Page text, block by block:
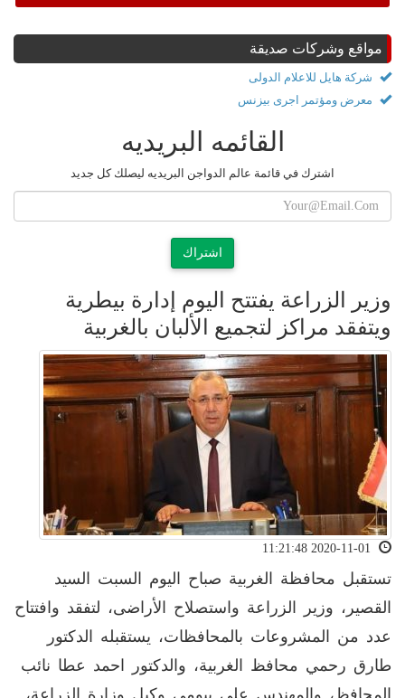
مواقع وشركات صديقة
شركة هايل للاعلام الدولى
معرض ومؤتمر اجرى بيزنس
القائمه البريديه
اشترك في قائمة عالم الدواجن البريديه ليصلك كل جديد
اشتراك
وزير الزراعة يفتتح اليوم إدارة بيطرية
ويتفقد مراكز لتجميع الألبان بالغربية
تستقبل محافظة الغربية صباح اليوم السبت السيد
القصير، وزير الزراعة واستصلاح الأراضى، لتفقد وافتتاح
عدد من المشروعات بالمحافظات، يستقبله الدكتور
طارق رحمي محافظ الغربية، والدكتور احمد عطا نائب
المحافظ، والمهندس على بيومي وكيل وزارة الزراعة،